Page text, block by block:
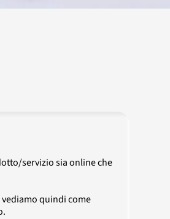
servizio sia online che
vediamo quindi come